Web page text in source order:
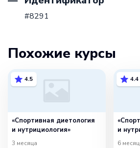
#8291
Похожие курсы
4.5
«Спортивная диетология
и нутрициология»
3 месяца
4.4
и
с
6